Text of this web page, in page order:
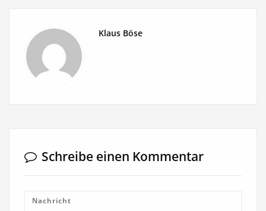
Klaus Böse
Schreibe einen Kommentar